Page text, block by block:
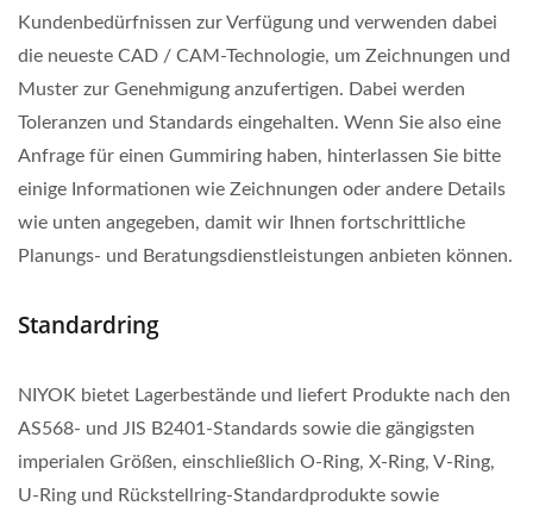
Kundenbedürfnissen zur Verfügung und verwenden dabei
die neueste CAD / CAM-Technologie, um Zeichnungen und
Muster zur Genehmigung anzufertigen. Dabei werden
Toleranzen und Standards eingehalten. Wenn Sie also eine
Anfrage für einen Gummiring haben, hinterlassen Sie bitte
einige Informationen wie Zeichnungen oder andere Details
wie unten angegeben, damit wir Ihnen fortschrittliche
Planungs- und Beratungsdienstleistungen anbieten können.
Standardring
NIYOK bietet Lagerbestände und liefert Produkte nach den
AS568- und JIS B2401-Standards sowie die gängigsten
imperialen Größen, einschließlich O-Ring, X-Ring, V-Ring,
U-Ring und Rückstellring-Standardprodukte sowie